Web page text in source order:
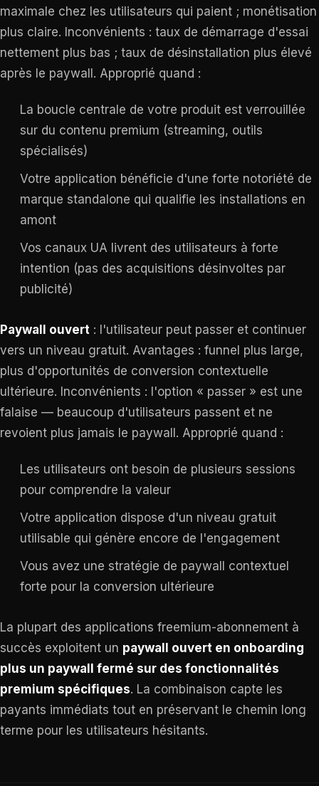
maximale chez les utilisateurs qui paient ; monétisation
plus claire. Inconvénients : taux de démarrage d'essai
nettement plus bas ; taux de désinstallation plus élevé
après le paywall. Approprié quand :
La boucle centrale de votre produit est verrouillée
sur du contenu premium (streaming, outils
spécialisés)
Votre application bénéficie d'une forte notoriété de
marque standalone qui qualifie les installations en
amont
Vos canaux UA livrent des utilisateurs à forte
intention (pas des acquisitions désinvoltes par
publicité)
Paywall ouvert : l'utilisateur peut passer et continuer
vers un niveau gratuit. Avantages : funnel plus large,
plus d'opportunités de conversion contextuelle
ultérieure. Inconvénients : l'option « passer » est une
falaise — beaucoup d'utilisateurs passent et ne
revoient plus jamais le paywall. Approprié quand :
Les utilisateurs ont besoin de plusieurs sessions
pour comprendre la valeur
Votre application dispose d'un niveau gratuit
utilisable qui génère encore de l'engagement
Vous avez une stratégie de paywall contextuel
forte pour la conversion ultérieure
La plupart des applications freemium-abonnement à
succès exploitent un paywall ouvert en onboarding
plus un paywall fermé sur des fonctionnalités
premium spécifiques. La combinaison capte les
payants immédiats tout en préservant le chemin long
terme pour les utilisateurs hésitants.